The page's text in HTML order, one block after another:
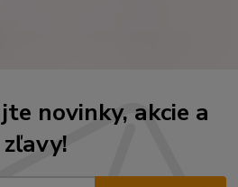
novinky, akcie a
zľavy!